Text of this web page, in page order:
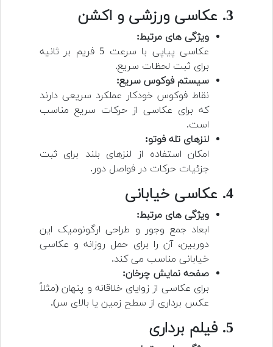
3. عکاسی ورزشی و اکشن
ویژگی های مرتبط:
عکاسی پیاپی با سرعت 5 فریم بر ثانیه
برای ثبت لحظات سریع.
سیستم فوکوس سریع:
نقاط فوکوس خودکار عملکرد سریعی دارند
که برای عکاسی از حرکات سریع مناسب
است.
لنزهای تله فوتو:
امکان استفاده از لنزهای بلند برای ثبت
جزئیات حرکات در فواصل دور.
4. عکاسی خیابانی
ویژگی های مرتبط:
ابعاد جمع وجور و طراحی ارگونومیک این
دوربین، آن را برای حمل روزانه و عکاسی
خیابانی مناسب می کند.
صفحه نمایش چرخان:
برای عکاسی از زوایای خلاقانه و پنهان (مثلاً
عکس برداری از سطح زمین یا بالای سر).
5. فیلم برداری